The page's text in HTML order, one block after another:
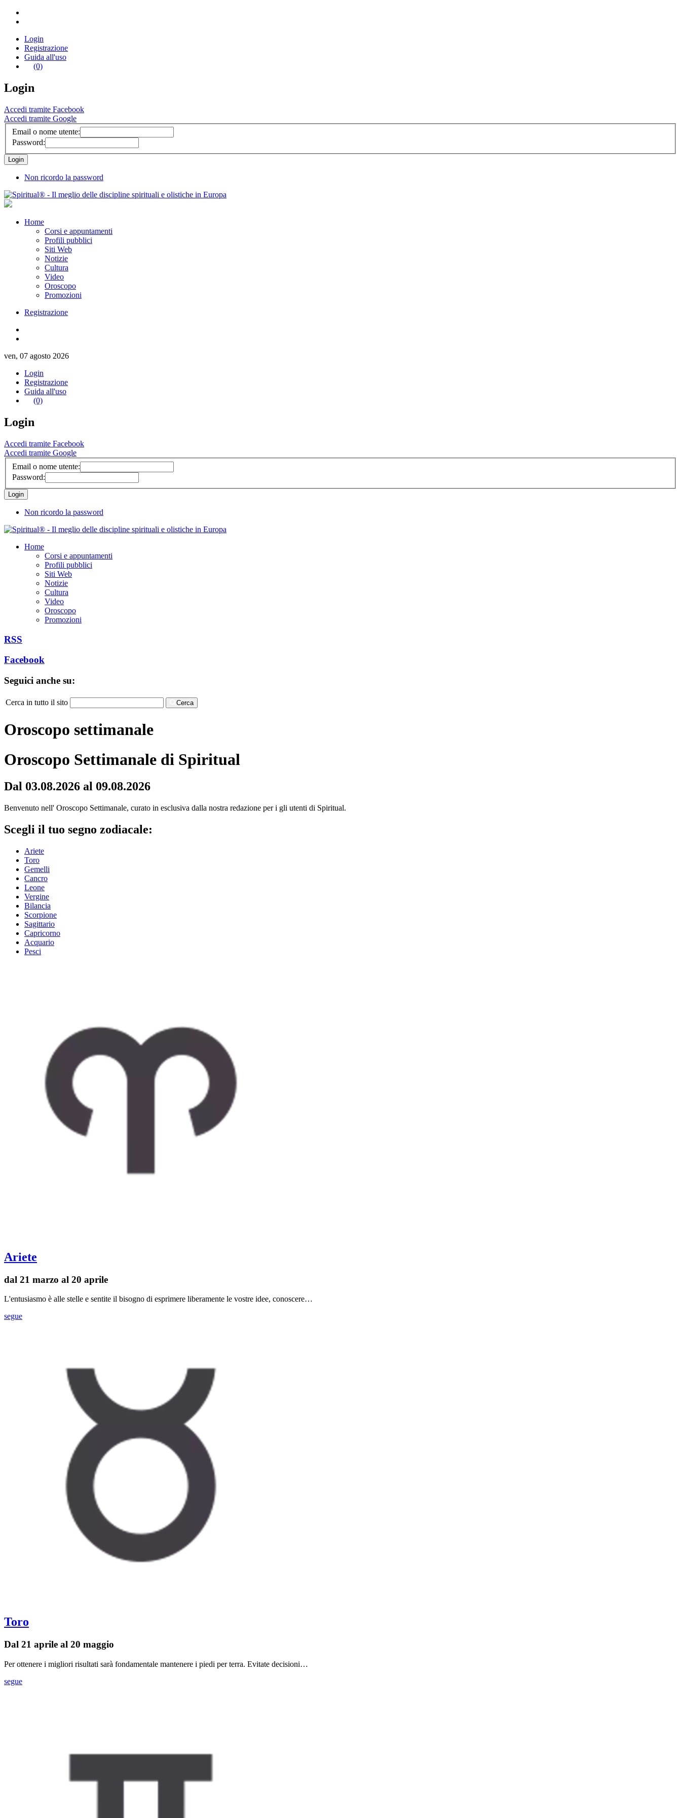
Login
Registrazione
Guida all'uso
(0)
Login
Accedi tramite Facebook
Accedi tramite Google
Email o nome utente:
Password:
Non ricordo la password
Home
Corsi e appuntamenti
Profili pubblici
Siti Web
Notizie
Cultura
Video
Oroscopo
Promozioni
Registrazione
ven, 07 agosto 2026
Login
Registrazione
Guida all'uso
(0)
Login
Accedi tramite Facebook
Accedi tramite Google
Email o nome utente:
Password:
Non ricordo la password
Home
Corsi e appuntamenti
Profili pubblici
Siti Web
Notizie
Cultura
Video
Oroscopo
Promozioni
RSS
Facebook
Seguici anche su:
Cerca in tutto il sito Cerca
Oroscopo settimanale
Oroscopo Settimanale di Spiritual
Dal 03.08.2026 al 09.08.2026
Benvenuto nell' Oroscopo Settimanale, curato in esclusiva dalla nostra redazione per i gli utenti di Spiritual.
Scegli il tuo segno zodiacale:
Ariete
Toro
Gemelli
Cancro
Leone
Vergine
Bilancia
Scorpione
Sagittario
Capricorno
Acquario
Pesci
Ariete
dal 21 marzo al 20 aprile
L'entusiasmo è alle stelle e sentite il bisogno di esprimere liberamente le vostre idee, conoscere…
segue
Toro
Dal 21 aprile al 20 maggio
Per ottenere i migliori risultati sarà fondamentale mantenere i piedi per terra. Evitate decisioni…
segue